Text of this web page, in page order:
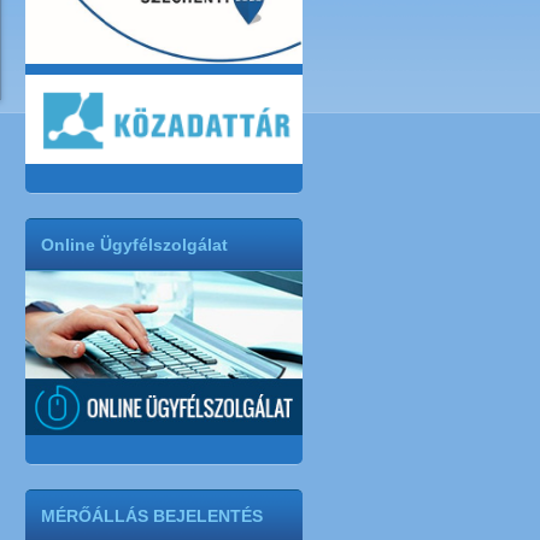
Online Ügyfélszolgálat
MÉRŐÁLLÁS BEJELENTÉS